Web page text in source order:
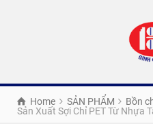
Home SẢN PHẨM Bồn
Sản Xuất Sợi Chỉ PET Từ Nhựa